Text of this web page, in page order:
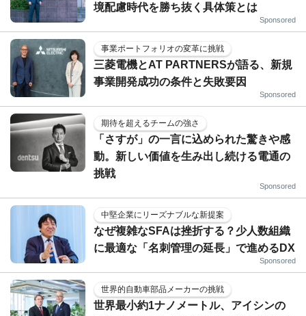
境配慮時代を勝ち抜く具体策とは
Sponsored
事業ポートフォリオの変革に挑戦
三菱電機とAT PARTNERSが語る、新規
事業開発成功の条件と失敗要因
Sponsored
期待を超えるチームの強さ
「さすが」の一言に込められた驚きや感
動。新しい価値を生み出し続ける電通の
挑戦
Sponsored
中堅企業にリーズナブルな新提案
なぜ複雑なSFAは挫折する？少人数組織
に最適な「名刺管理の延長」で進めるDX
Sponsored
世界的自動車部品メーカーの挑戦
世界最小約1ナノメートル、アイシンの